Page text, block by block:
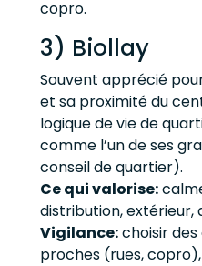
copro.
3) Biollay
Souvent apprécié
et sa proximité du
logique de vie de
comme l’un de ses
conseil de quartier).
Ce qui valorise:
distribution, extérieur,
Vigilance:choisir
proches (rues,